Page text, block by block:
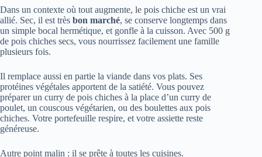
Dans un contexte où tout augmente, le pois chiche est un vrai
allié. Sec, il est très bon marché, se conserve longtemps dans
un simple bocal hermétique, et gonfle à la cuisson. Avec 500 g
de pois chiches secs, vous nourrissez facilement une famille
plusieurs fois.
Il remplace aussi en partie la viande dans vos plats. Ses
protéines végétales apportent de la satiété. Vous pouvez
préparer un curry de pois chiches à la place d’un curry de
poulet, un couscous végétarien, ou des boulettes aux pois
chiches. Votre portefeuille respire, et votre assiette reste
généreuse.
Autre point malin : il se prête à toutes les cuisines.